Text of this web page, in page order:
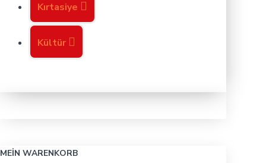
Kırtasiye
Kültür
MEIN WARENKORB